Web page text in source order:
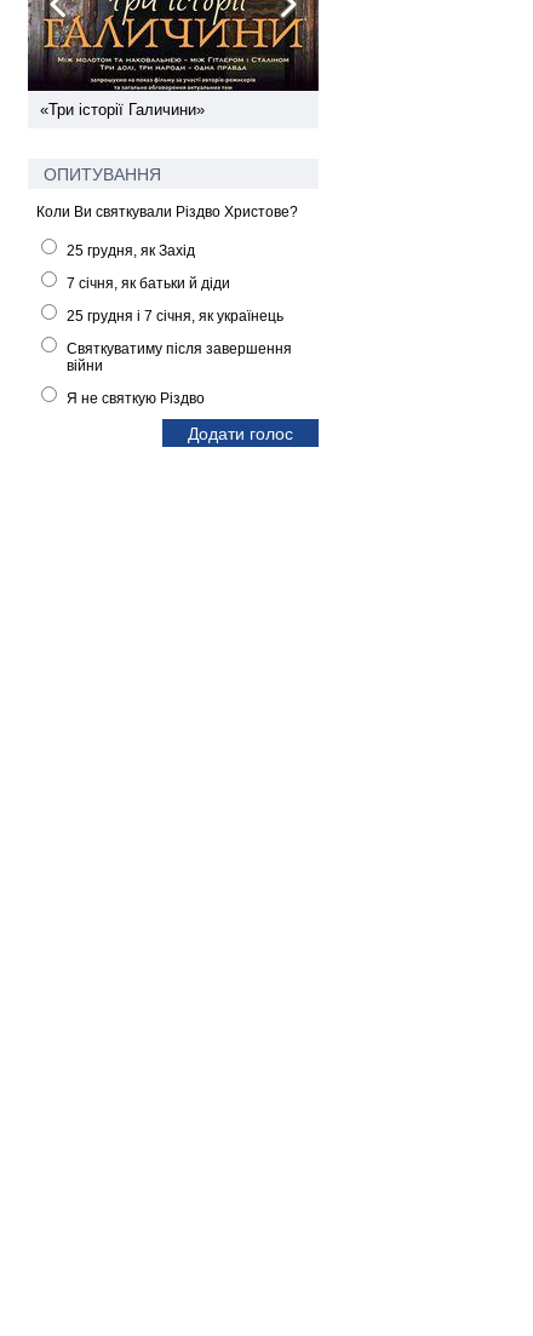
«Три історії Галичини»
ОПИТУВАННЯ
Коли Ви святкували Різдво Христове?
25 грудня, як Захід
7 січня, як батьки й діди
25 грудня і 7 січня, як українець
Святкуватиму після завершення
війни
Я не святкую Різдво